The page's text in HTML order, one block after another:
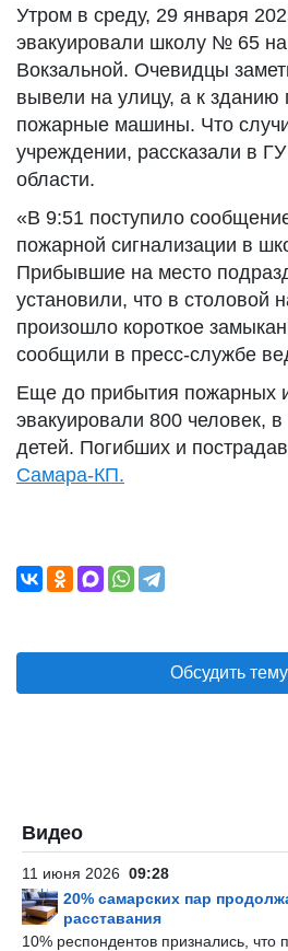
Утром в среду, 29 января
эвакуировали школу № 65
Вокзальной. Очевидцы
вывели на улицу, а к зданию
пожарные машины. Что
учреждении, рассказали в
области.
«В 9:51 поступило
пожарной сигнализации в
Прибывшие на место
установили, что в столовой
произошло короткое
сообщили в пресс-службе
Еще до прибытия пожарных
эвакуировали 800 человек,
детей. Погибших и
Самара-КП.
Обсудить
Видео
11 июня 2026 09:28
20% самарских пар
расставания
10% респондентов признались, что